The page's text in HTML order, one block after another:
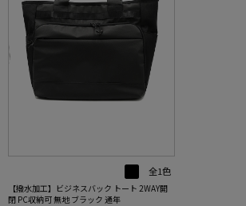
全1色
【撥水加工】ビジネスバック トート 2WAY開
閉 PC収納可 無地 ブラック 通年